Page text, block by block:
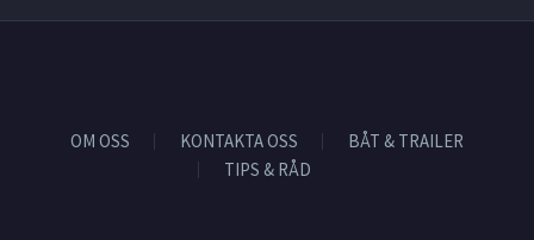
OM OSS KONTAKTA OSS
BÅT & TRAILER
TIPS & RÅD